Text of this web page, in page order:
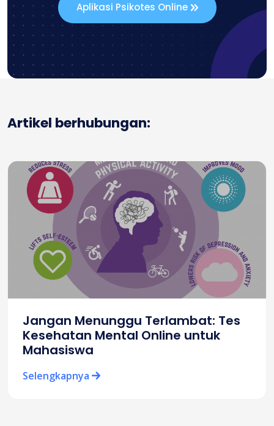
Aplikasi Psikotes Online
Artikel berhubungan:
Jangan Menunggu Terlambat: Tes
Kesehatan Mental Online untuk
Mahasiswa
Selengkapnya